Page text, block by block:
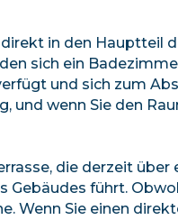
in den Hauptteil
sich ein
und sich zum
und wenn Sie den
die derzeit
führt.
Wenn Sie einen